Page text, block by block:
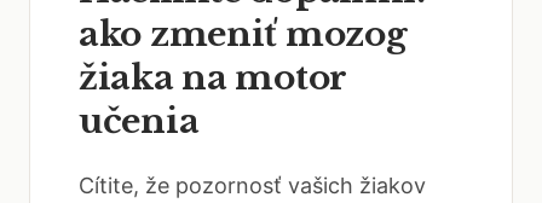
ako zmeniť mozog
žiaka na motor
učenia
Cítite, že pozornosť vašich žiakov